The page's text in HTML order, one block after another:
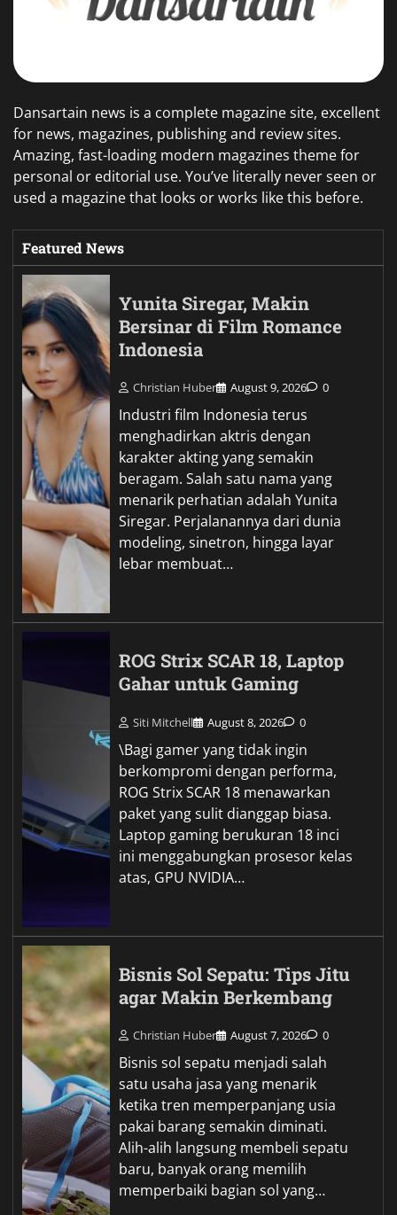
Dansartain news is a complete magazine site, excellent
for news, magazines, publishing and review sites.
Amazing, fast-loading modern magazines theme for
personal or editorial use. You’ve literally never seen or
used a magazine that looks or works like this before.
Featured News
Yunita Siregar, Makin
Bersinar di Film Romance
Indonesia
Christian Huber August 9, 2026 0
Industri film Indonesia terus
menghadirkan aktris dengan
karakter akting yang semakin
beragam. Salah satu nama yang
menarik perhatian adalah Yunita
Siregar. Perjalanannya dari dunia
modeling, sinetron, hingga layar
lebar membuat…
ROG Strix SCAR 18, Laptop
Gahar untuk Gaming
Siti Mitchell August 8, 2026 0
\Bagi gamer yang tidak ingin
berkompromi dengan performa,
ROG Strix SCAR 18 menawarkan
paket yang sulit dianggap biasa.
Laptop gaming berukuran 18 inci
ini menggabungkan prosesor kelas
atas, GPU NVIDIA…
Bisnis Sol Sepatu: Tips Jitu
agar Makin Berkembang
Christian Huber August 7, 2026 0
Bisnis sol sepatu menjadi salah
satu usaha jasa yang menarik
ketika tren memperpanjang usia
pakai barang semakin diminati.
Alih-alih langsung membeli sepatu
baru, banyak orang memilih
memperbaiki bagian sol yang…